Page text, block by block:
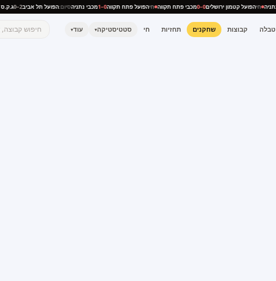
נתניה חיהפועל קטמון ירושלים0–0 מכבי פתח תקווה חיהפועל פתח תקווה0–1 מכבי נתניהסיום:הפועל תל אביב2–0
טבלה קבוצות שחקנים תחזיות חי סטטיסטיקה▾ עוד▾